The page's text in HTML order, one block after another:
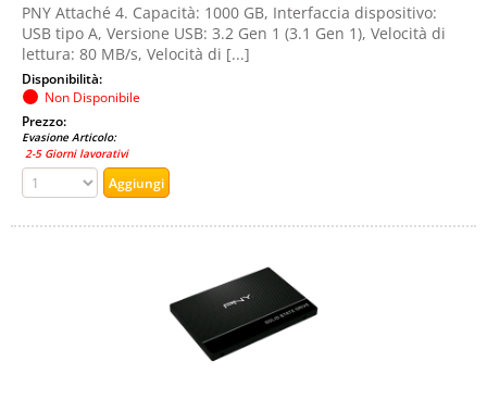
PNY Attaché 4. Capacità: 1000 GB, Interfaccia dispositivo:
USB tipo A, Versione USB: 3.2 Gen 1 (3.1 Gen 1), Velocità di
lettura: 80 MB/s, Velocità di [...]
Disponibilità:
Non Disponibile
Prezzo:
Evasione Articolo:
2-5 Giorni lavorativi